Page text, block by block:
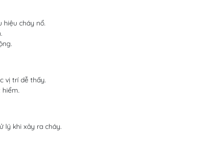
hiệu cháy nổ.
vị trí dễ thấy.
hiểm.
lý khi xảy ra cháy.